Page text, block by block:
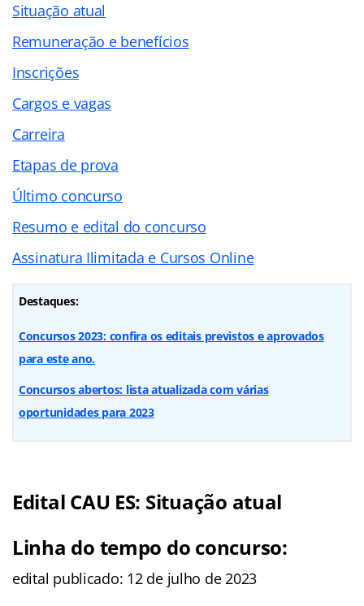
Situação atual
Remuneração e benefícios
Inscrições
Cargos e vagas
Carreira
Etapas de prova
Último concurso
Resumo e edital do concurso
Assinatura Ilimitada e Cursos Online
Destaques:
Concursos 2023: confira os editais previstos e aprovados
para este ano.
Concursos abertos: lista atualizada com várias
oportunidades para 2023
Edital CAU ES: Situação atual
Linha do tempo do concurso:
edital publicado: 12 de julho de 2023